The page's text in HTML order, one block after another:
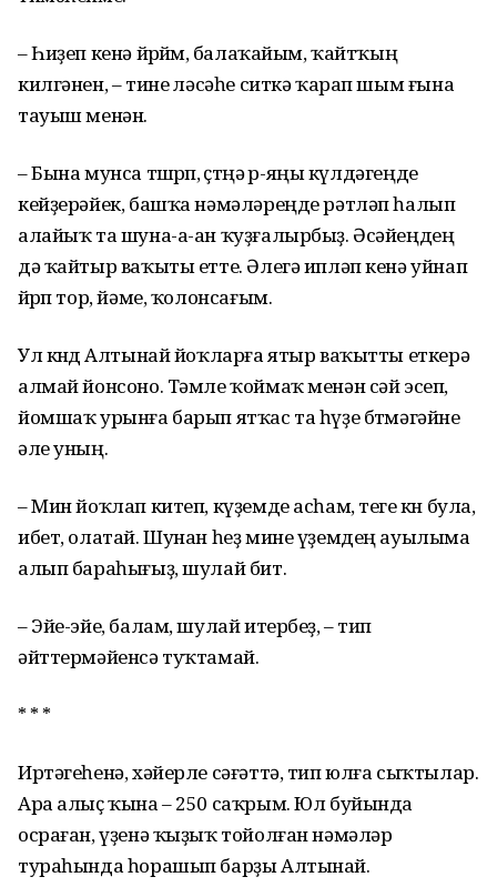
– Һиҙеп кенә йөрөйөм, балаҡайым, ҡайтҡың
килгәнен, – тине өләсәһе ситкә ҡарап шым ғына
тауыш менән.
– Бына мунса төшөрөп, өҫтөңә өр-яңы күлдәгеңде
кейҙерәйек, башҡа нәмәләреңде рәтләп һалып
алайыҡ та шуна-а-ан ҡуҙғалырбыҙ. Әсәйеңдең
дә ҡайтыр ваҡыты етте. Әлегә ипләп кенә уйнап
йөрөп тор, йәме, ҡолонсағым.
Ул көндө Алтынай йоҡларға ятыр ваҡытты еткерә
алмай йонсоно. Тәмле ҡоймаҡ менән сәй эсеп,
йомшаҡ урынға барып ятҡас та һүҙе бөтмәгәйне
әле уның.
– Мин йоҡлап китеп, күҙемде асһам, теге көн була,
ибет, олатай. Шунан һеҙ мине үҙемдең ауылыма
алып бараһығыҙ, шулай бит.
– Эйе-эйе, балам, шулай итербеҙ, – тип
әйттермәйенсә туҡтамай.
* * *
Иртәгеһенә, хәйерле сәғәттә, тип юлға сыҡтылар.
Ара алыҫ ҡына – 250 саҡрым. Юл буйында
осраған, үҙенә ҡыҙыҡ тойолған нәмәләр
тураһында һорашып барҙы Алтынай.